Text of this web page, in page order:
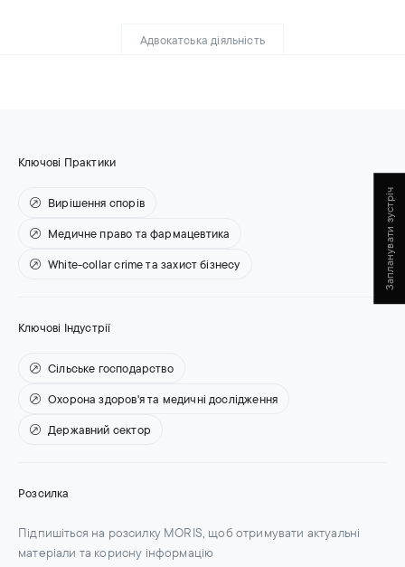
Адвокатська діяльність
Ключові Практики
Вирішення спорів
Медичне право та фармацевтика
White-collar crime та захист бізнесу
Ключові Індустрії
Сільське господарство
Охорона здоров'я та медичні дослідження
Державний сектор
Розсилка
Підпишіться на розсилку MORIS, щоб отримувати актуальні
матеріали та корисну інформацію
Запланувати зустріч